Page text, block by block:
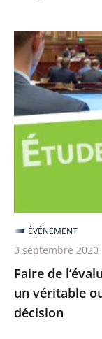
Faire
de
l’évaluation
politiques
publiques
un
de
débat
démocratique
et
de
décision
Faire de
un véritable
décision
ÉVÉNEMENT
3 septembre 2020